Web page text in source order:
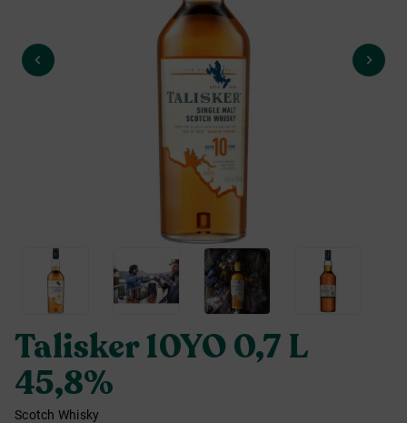
Talisker 10YO 0,7 L
45,8%
Scotch Whisky